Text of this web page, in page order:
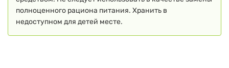
полноценного рациона питания. Хранить в
недоступном для детей месте.